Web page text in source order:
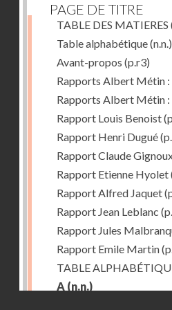
PAGE DE TITRE
TABLE DES MATIERES
Table alphabétique(n.n.)
Avant-propos (p.r3)
Rapports Albert Métin :
Rapports Albert Métin :
Rapport Louis Benoist
Rapport Henri Dugué
Rapport Claude
Rapport Etienne Hyolet
Rapport Alfred Jaquet
Rapport Jean Leblanc
Rapport Jules
Rapport Emile Martin
TABLE
A (n.n.)